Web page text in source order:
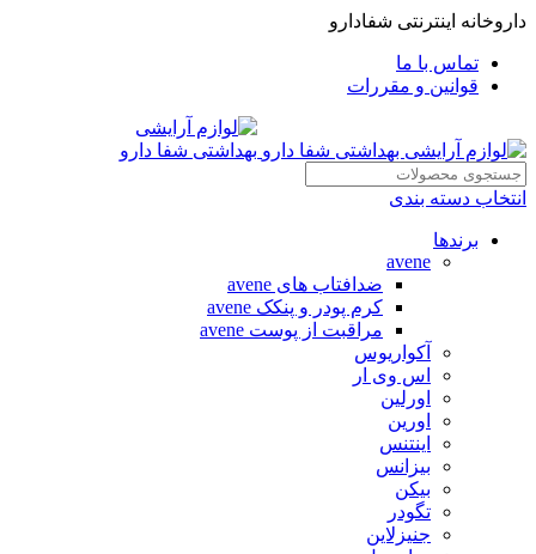
داروخانه اینترنتی شفادارو
تماس با ما
قوانین و مقررات
انتخاب دسته بندی
برندها
avene
ضدافتاب های avene
کرم پودر و پنکک avene
مراقبت از پوست avene
آکواریوس
اس وی ار
اورلین
اورین
اینتنس
بیزانس
بیکن
تگودر
جنیزلاین